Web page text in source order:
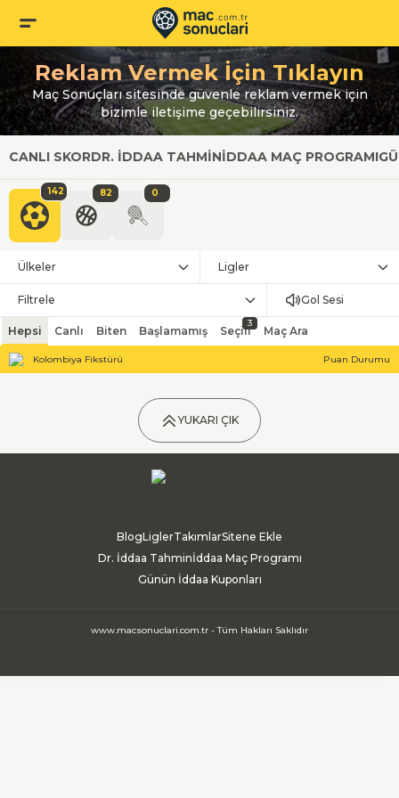
Reklam Vermek İçin Tıklayın
Maç Sonuçları sitesinde güvenle reklam vermek için
bizimle iletişime geçebilirsiniz.
CANLI SKORDR. İDDAA TAHMINİDDAA MAÇ PROGRAMI
142 82 0
Ülkeler Ligler
Filtrele Gol Sesi
Hepsi Canlı Biten Başlamamış Seçili
3
Maç Ara
Kolombiya Fikstürü Puan Durumu
YUKARI ÇIK
BlogLiglerTakımlarSitene Ekle
Dr. İddaa Tahminİddaa Maç Programı
Günün İddaa Kuponları
www.macsonuclari.com.tr - Tüm Hakları Saklıdır